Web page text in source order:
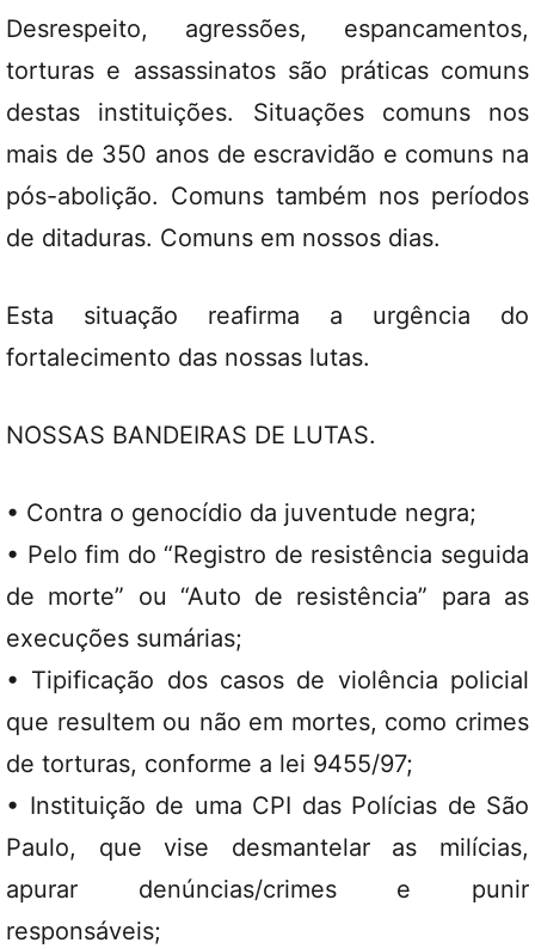
Desrespeito, agressões, espancamentos,
torturas e assassinatos são práticas comuns
destas instituições. Situações comuns nos
mais de 350 anos de escravidão e comuns na
pós-abolição. Comuns também nos períodos
de ditaduras. Comuns em nossos dias.
Esta situação reafirma a urgência do
fortalecimento das nossas lutas.
NOSSAS BANDEIRAS DE LUTAS.
• Contra o genocídio da juventude negra;
• Pelo fim do “Registro de resistência seguida
de morte” ou “Auto de resistência” para as
execuções sumárias;
• Tipificação dos casos de violência policial
que resultem ou não em mortes, como crimes
de torturas, conforme a lei 9455/97;
• Instituição de uma CPI das Polícias de São
Paulo, que vise desmantelar as milícias,
apurar denúncias/crimes e punir
responsáveis;